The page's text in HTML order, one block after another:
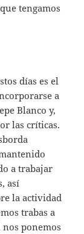
tengamos
días es el
a
Blanco y,
las críticas.
a trabajar
así
la actividad
trabas a
ponemos